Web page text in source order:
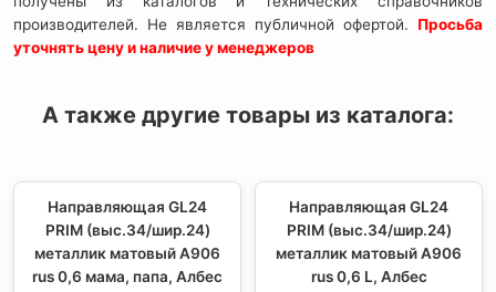
производителей. Не является публичной офертой. Просьба
уточнять цену и наличие у менеджеров
А также другие товары из каталога:
Направляющая GL24
PRIM (выс.34/шир.24)
металлик матовый А906
rus 0,6 мама, папа, Албес
Направляющая GL24
PRIM (выс.34/шир.24)
металлик матовый А906
rus 0,6 L, Албес